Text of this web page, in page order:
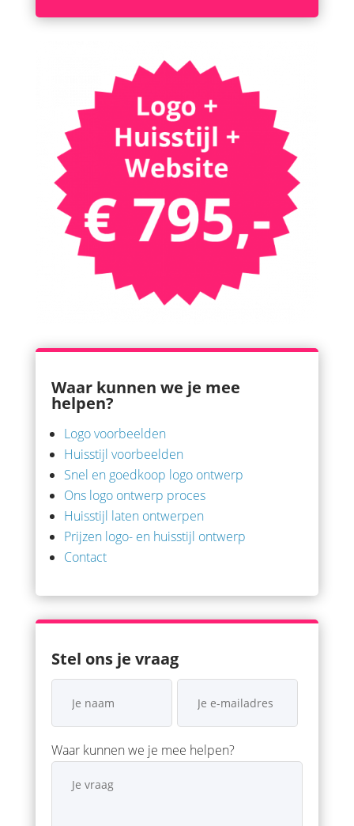
Waar kunnen we je mee
helpen?
Logo voorbeelden
Huisstijl voorbeelden
Snel en goedkoop logo ontwerp
Ons logo ontwerp proces
Huisstijl laten ontwerpen
Prijzen logo- en huisstijl ontwerp
Contact
Stel ons je vraag
Waar kunnen we je mee helpen?